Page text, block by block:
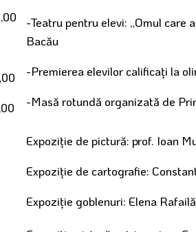
-Teatru pentru elevi: „Omul care
Bacău
-Premierea elevilor calificaţi la
-Masă rotundă organizată de
Expoziţie de pictură: prof. Ioan
Expoziţie de cartografie:
Expoziţie goblenuri: Elena Rafailă